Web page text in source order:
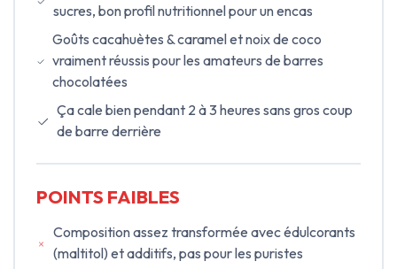
sucres, bon profil nutritionnel pour un encas
Goûts cacahuètes & caramel et noix de coco
vraiment réussis pour les amateurs de barres
chocolatées
Ça cale bien pendant 2 à 3 heures sans gros coup
de barre derrière
POINTS FAIBLES
Composition assez transformée avec édulcorants
(maltitol) et additifs, pas pour les puristes